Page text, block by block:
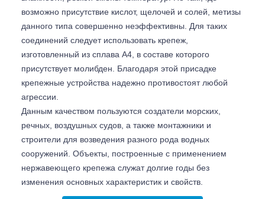
возможно присутствие кислот, щелочей и солей, метизы
данного типа совершенно неэффективны. Для таких
соединений следует использовать крепеж,
изготовленный из сплава А4, в составе которого
присутствует молибден. Благодаря этой присадке
крепежные устройства надежно противостоят любой
агрессии.
Данным качеством пользуются создатели морских,
речных, воздушных судов, а также монтажники и
строители для возведения разного рода водных
сооружений. Объекты, построенные с применением
нержавеющего крепежа служат долгие годы без
изменения основных характеристик и свойств.